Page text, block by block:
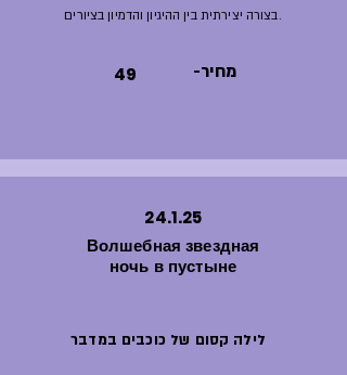
בצורה יצירתית בין ההיגיון והדמיון בציורים.
49 -מחיר
24.1.25
Волшебная звездная
ночь в пустыне
לילה קסום של כוכבים במדבר